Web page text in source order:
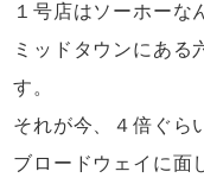
１号店はソーホーな
ミッドタウンにある
す。
それが今、４倍ぐら
ブロードウェイに面